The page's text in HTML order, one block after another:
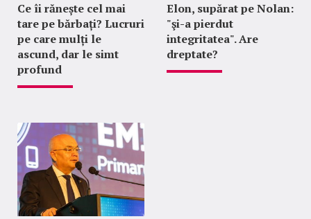
Ce îi rănește cel mai
tare pe bărbați? Lucruri
pe care mulți le
ascund, dar le simt
profund
Elon, supărat pe Nolan:
"şi-a pierdut
integritatea". Are
dreptate?